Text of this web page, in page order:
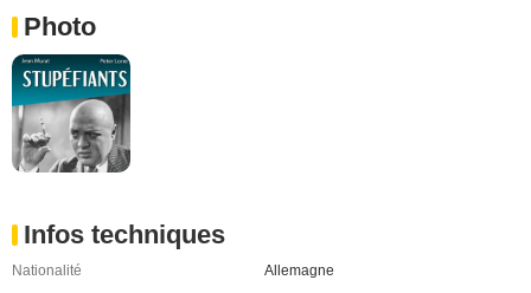
Photo
Infos techniques
Nationalité
Allemagne